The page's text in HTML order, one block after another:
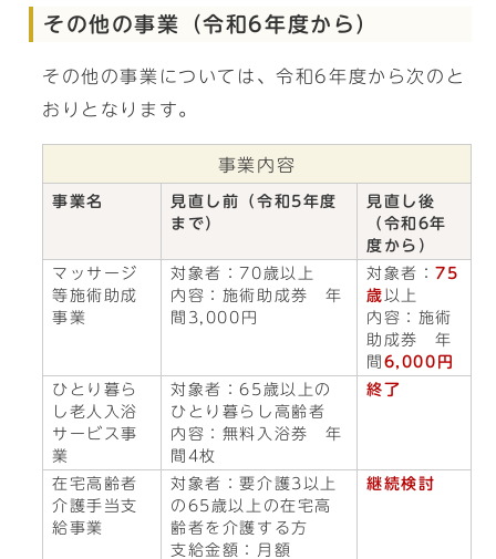
その他の事業（令和6年度から）
その他の事業については、令和6年度から次のと
おりとなります。
事業内容
事業名
見直し前（令和5年度
まで）
見直し後
（令和6年
度から）
マッサージ
等施術助成
事業
対象者：70歳以上
内容：施術助成券 年
間3,000円
対象者：75
歳 以上
内容：施術
助成券 年
間 6,000円
ひとり暮ら
し老人入浴
サービス事
業
対象者：65歳以上の
ひとり暮らし高齢者
内容：無料入浴券 年
間4枚
終了
在宅高齢者
介護手当支
給事業
対象者：要介護3以上
の65歳以上の在宅高
齢者を介護する方
支給金額：月額
継続検討